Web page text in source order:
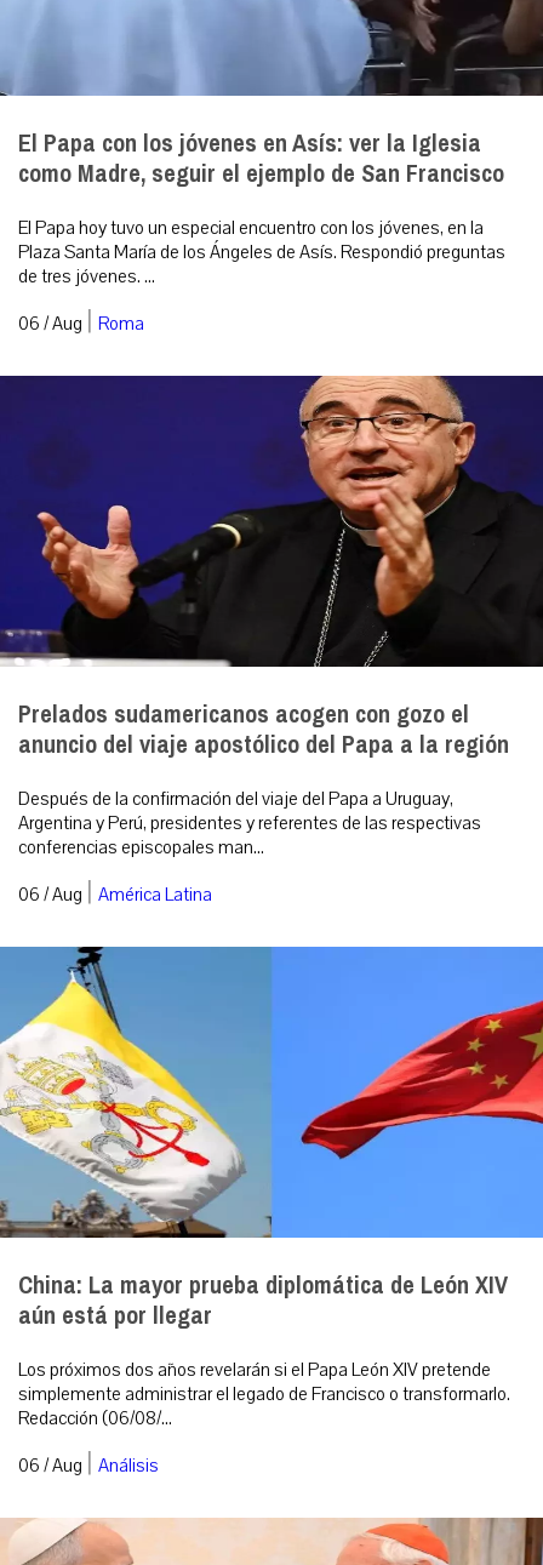
El Papa con los jóvenes en Asís: ver la Iglesia
como Madre, seguir el ejemplo de San Francisco
El Papa hoy tuvo un especial encuentro con los jóvenes, en la
Plaza Santa María de los Ángeles de Asís. Respondió preguntas
de tres jóvenes. ...
06 / Aug | Roma
Prelados sudamericanos acogen con gozo el
anuncio del viaje apostólico del Papa a la región
Después de la confirmación del viaje del Papa a Uruguay,
Argentina y Perú, presidentes y referentes de las respectivas
conferencias episcopales man...
06 / Aug | América Latina
China: La mayor prueba diplomática de León XIV
aún está por llegar
Los próximos dos años revelarán si el Papa León XIV pretende
simplemente administrar el legado de Francisco o transformarlo.
Redacción (06/08/...
06 / Aug | Análisis